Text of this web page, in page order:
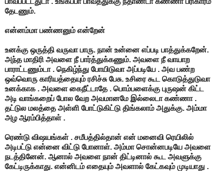
தேடணும்.
என்னம்மா பண்ணனும் என்றேன்
உனக்கு ஒருத்தி வருவா பாரு. நான் உன்னை எப்படி பாத்துக்கறேன்.
அந்த மாதிரி அவளை நீ பார்த்துக்கணும். அவளை நீ வாயாற
பாராட்டணும்டா . நெகிழ்ந்து போயிடுவா அப்படியே . அவ பண்ற
ஒவ்வொரு காரியத்தையும் ரசிச்சு பேசு. உசிரை கூட கொடுத்துடுவா
உனக்காக . அவளை கைநீட்டாதே . பொம்பளைக்கு புருஷன் கிட்ட
அடி வாங்கறைப் போல வேற அவமானமே இல்லைடா கண்ணா .
தட்டுல மலத்தை அள்ளி போட்டுகிட்டு திங்கலாம் அதுக்கு. அம்மா
அழ ஆரம்பித்தாள் .
ரெண்டு விஷயங்கள் . சமீபத்தில்தான் என் மனைவி ரெயிலில்
அடிபட்டு என்னை விட்டு போனாள். அம்மா சொன்னபடியே அவளை
நடத்தினேன். ஆனால் அவளை நான் திட்டினால் கூட அவளுக்கு
கேட்டிருக்காது. என்னிடம் எதையும் அவளால் கேட்கவும் முடியாது .